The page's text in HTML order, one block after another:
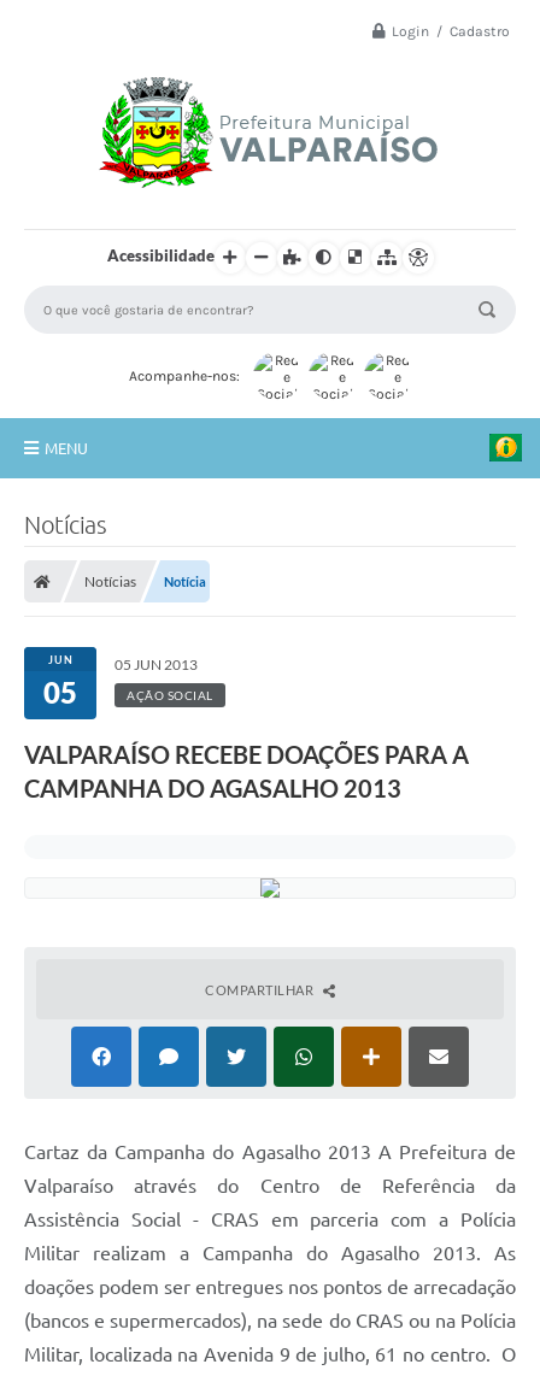
Login / Cadastro
Acessibilidade
Acompanhe-nos:
MENU
SECRETARIA E DEPARTAMENTOS
Planos Municipais
Transparência
Defesa Civil
Fale com o Prefeito
Contratos
Ouvidoria
Arquivos para Download
Notícias
Notícias Notícia
JUN
05
05 JUN 2013
AÇÃO SOCIAL
VALPARAÍSO RECEBE DOAÇÕES PARA A
CAMPANHA DO AGASALHO 2013
COMPARTILHAR
Cartaz da Campanha do Agasalho 2013 A Prefeitura de
Valparaíso através do Centro de Referência da
Assistência Social - CRAS em parceria com a Polícia
Militar realizam a Campanha do Agasalho 2013. As
doações podem ser entregues nos pontos de arrecadação
(bancos e supermercados), na sede do CRAS ou na Polícia
Militar, localizada na Avenida 9 de julho, 61 no centro. O